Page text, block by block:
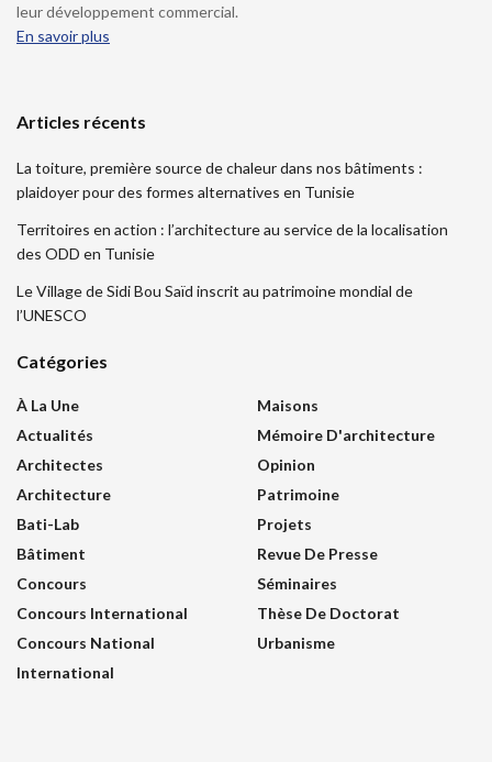
leur développement commercial.
En savoir plus
Articles récents
La toiture, première source de chaleur dans nos bâtiments :
plaidoyer pour des formes alternatives en Tunisie
Territoires en action : l’architecture au service de la localisation
des ODD en Tunisie
Le Village de Sidi Bou Saïd inscrit au patrimoine mondial de
l’UNESCO
Catégories
À La Une
Actualités
Architectes
Architecture
Bati-Lab
Bâtiment
Concours
Concours International
Concours National
International
Maisons
Mémoire D'architecture
Opinion
Patrimoine
Projets
Revue De Presse
Séminaires
Thèse De Doctorat
Urbanisme